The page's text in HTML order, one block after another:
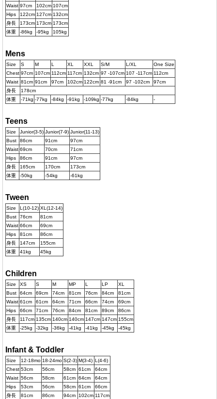
Waist 97cm 102cm 107cm
Hips
122cm 127cm 132cm
身長
173cm 173cm 173cm
体重
-86kg -95kg 105kg
Mens
Size S M L XL XXL S/M L/XL
One Size
Chest 97cm 107cm 112cm 117cm 132cm 97 -107cm 107 -117cm 112cm
Waist 81cm 91cm 97cm 102cm 122cm 81 -91cm 97 -102cm
97cm
身長
178cm
体重
-71kg -77kg -84kg -91kg -109kg -77kg -84kg -
Teens
Size Junior(3-5) Junior(7-9) Junior(11-13)
Bust
86cm 91cm
97cm
Waist 69cm 70cm
71cm
Hips
86cm 91cm
97cm
身長
165cm 170cm
173cm
体重
-50kg -54kg -61kg
Tween
Size L(10-12) XL(12-14)
Bust
76cm
81cm
Waist 66cm
69cm
Hips
81cm
86cm
身長
147cm
155cm
体重
41kg 45kg
Children
Size XS S M MP L LP
XL
Bust
64cm 69cm 74cm 81cm 76cm 84cm
81cm
Waist 61cm 61cm 64cm 71cm 66cm 74cm
69cm
Hips
66cm 71cm 76cm 84cm 81cm 89cm
86cm
身長
117cm 135cm 140cm 140cm 147cm 147cm 155cm
体重
-25kg -32kg -36kg -41kg -41kg -45kg -45kg
Infant & Toddler
Size 12-18mo 18-24mo S(2-3) M(3-4) L(4-6)
Chest 53cm 56cm 58cm 61cm
64cm
Waist 56cm 58cm 61cm 64cm
64cm
Hips
53cm 56cm 58cm 61cm
66cm
身長
81cm 86cm 94cm 102cm 117cm